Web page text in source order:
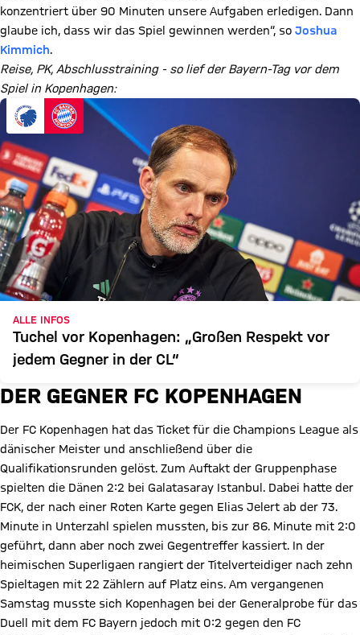
konzentriert über 90 Minuten unsere Aufgaben erledigen. Dann
glaube ich, dass wir das Spiel gewinnen werden“, so Joshua
Kimmich.
Reise, PK, Abschlusstraining - so lief der Bayern-Tag vor dem
Spiel in Kopenhagen:
ALLE INFOS
Tuchel vor Kopenhagen: „Großen Respekt vor
jedem Gegner in der CL“
DER GEGNER FC KOPENHAGEN
Der FC Kopenhagen hat das Ticket für die Champions League als
dänischer Meister und anschließend über die
Qualifikationsrunden gelöst. Zum Auftakt der Gruppenphase
spielten die Dänen 2:2 bei Galatasaray Istanbul. Dabei hatte der
FCK, der nach einer Roten Karte gegen Elias Jelert ab der 73.
Minute in Unterzahl spielen mussten, bis zur 86. Minute mit 2:0
geführt, dann aber noch zwei Gegentreffer kassiert. In der
heimischen Superligaen rangiert der Titelverteidiger nach zehn
Spieltagen mit 22 Zählern auf Platz eins. Am vergangenen
Samstag musste sich Kopenhagen bei der Generalprobe für das
Duell mit dem FC Bayern jedoch mit 0:2 gegen den FC